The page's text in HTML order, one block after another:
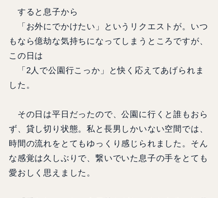
すると息子から
「お外にでかけたい」というリクエストが。いつ
もなら億劫な気持ちになってしまうところですが、
この日は
「2人で公園行こっか」と快く応えてあげられま
した。
その日は平日だったので、公園に行くと誰もおら
ず、貸し切り状態。私と長男しかいない空間では、
時間の流れをとてもゆっくり感じられました。そん
な感覚は久しぶりで、繋いでいた息子の手をとても
愛おしく思えました。